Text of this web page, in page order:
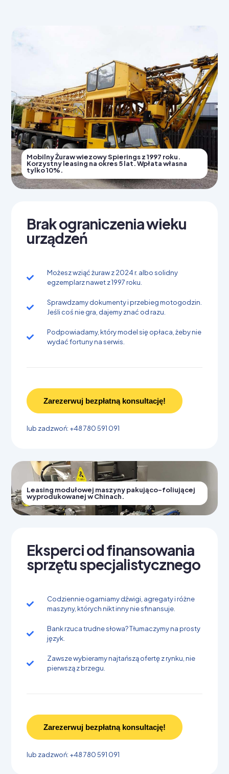
Brak ograniczenia wieku
urządzeń
Możesz wziąć żuraw z 2024 r. albo solidny
egzemplarz nawet z 1997 roku.
Sprawdzamy dokumenty i przebieg motogodzin.
Jeśli coś nie gra, dajemy znać od razu.
Podpowiadamy, który model się opłaca, żeby nie
wydać fortuny na serwis.
Zarezerwuj bezpłatną konsultację!
lub zadzwoń: +48 780 591 091
Mobilny Żuraw wiezowy Spierings z 1997 roku.
Korzystny leasing na okres 5 lat. Wpłata własna
tylko 10%.
Leasing modułowej maszyny pakująco-foliującej
wyprodukowanej w Chinach.
Eksperci od finansowania
sprzętu specjalistycznego
Codziennie ogarniamy dźwigi, agregaty i różne
maszyny, których nikt inny nie sfinansuje.
Bank rzuca trudne słowa? Tłumaczymy na prosty
język.
Zawsze wybieramy najtańszą ofertę z rynku, nie
pierwszą z brzegu.
Zarezerwuj bezpłatną konsultację!
lub zadzwoń: +48 780 591 091